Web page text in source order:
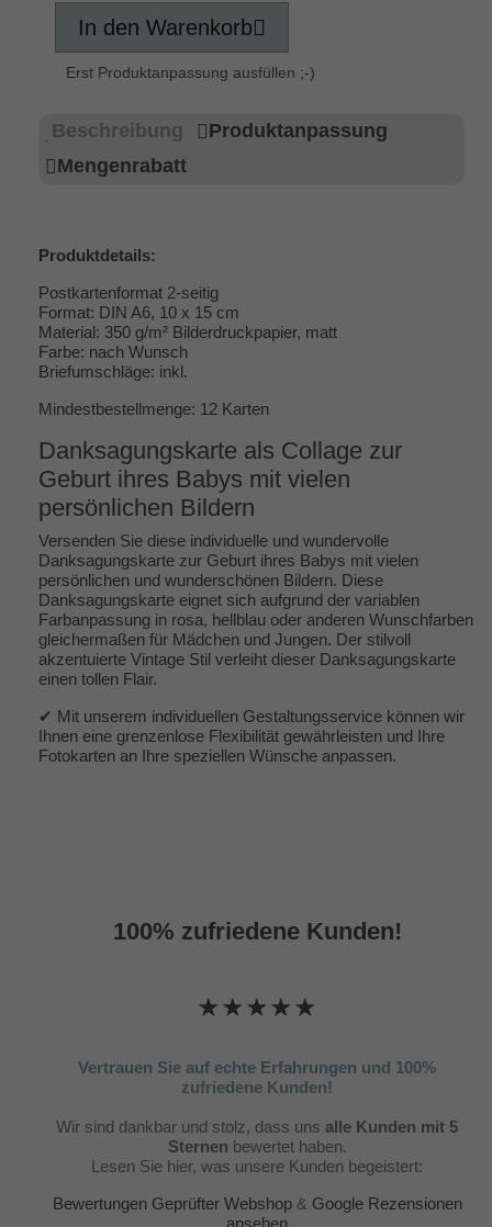
In den Warenkorb
Erst Produktanpassung ausfüllen ;-)
Beschreibung
Produktanpassung
Mengenrabatt
Produktdetails:
Postkartenformat 2-seitig
Format: DIN A6, 10 x 15 cm
Material: 350 g/m² Bilderdruckpapier, matt
Farbe: nach Wunsch
Briefumschläge: inkl.
Mindestbestellmenge: 12 Karten
Danksagungskarte als Collage zur
Geburt ihres Babys mit vielen
persönlichen Bildern
Versenden Sie diese individuelle und wundervolle
Danksagungskarte zur Geburt ihres Babys mit vielen
persönlichen und wunderschönen Bildern. Diese
Danksagungskarte eignet sich aufgrund der variablen
Farbanpassung in rosa, hellblau oder anderen Wunschfarben
gleichermaßen für Mädchen und Jungen. Der stilvoll
akzentuierte Vintage Stil verleiht dieser Danksagungskarte
einen tollen Flair.
✔ Mit unserem individuellen Gestaltungsservice können wir
Ihnen eine grenzenlose Flexibilität gewährleisten und Ihre
Fotokarten an Ihre speziellen Wünsche anpassen.
100% zufriedene Kunden!
★★★★★
Vertrauen Sie auf echte Erfahrungen und 100%
zufriedene Kunden!
Wir sind dankbar und stolz, dass uns alle Kunden mit 5
Sternen bewertet haben.
Lesen Sie hier, was unsere Kunden begeistert:
Bewertungen Geprüfter Webshop& Google Rezensionen
ansehen